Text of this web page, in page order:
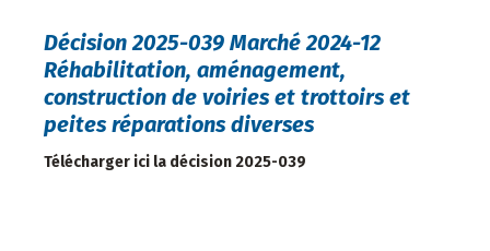
Décision 2025-039 Marché 2024-12
Réhabilitation, aménagement,
construction de voiries et trottoirs et
peites réparations diverses
Télécharger ici la décision 2025-039